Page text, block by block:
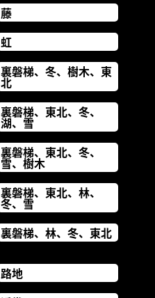
藤
虹
裏磐梯、冬、樹木、東
北
裏磐梯、東北、冬、
湖、雪
裏磐梯、東北、冬、
雪、樹木
裏磐梯、東北、林、
冬、雪
裏磐梯、林、冬、東北
路地